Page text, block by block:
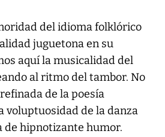
del idioma folklórico
juguetona en su
aquí la musicalidad del
al ritmo del tambor. No
de la poesía
voluptuosidad de la danza
de hipnotizante humor.